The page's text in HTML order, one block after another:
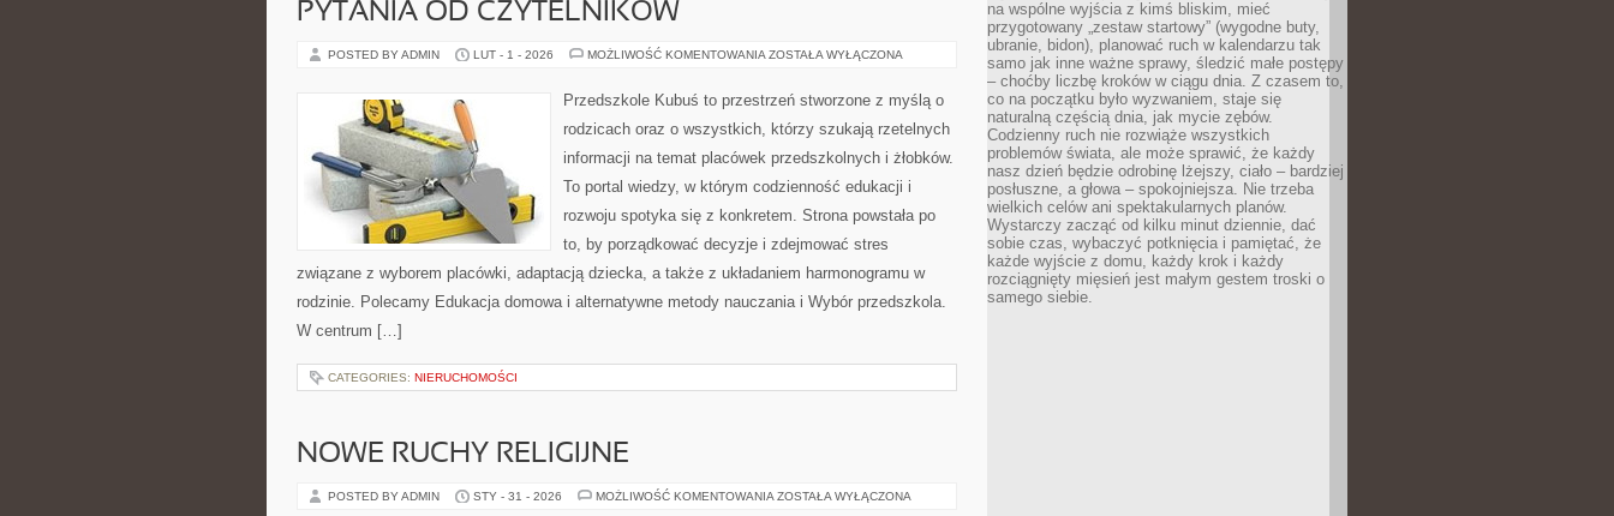
PYTANIA OD CZYTELNIKÓW
POSTED BY ADMIN LUT - 1 - 2026 MOŻLIWOŚĆ KOMENTOWANIA PYTANIA
ZOSTAŁA WYŁĄCZONA
Przedszkole Kubuś to przestrzeń stworzone z myślą o
rodzicach oraz o wszystkich, którzy szukają rzetelnych
informacji na temat placówek przedszkolnych i żłobków.
To portal wiedzy, w którym codzienność edukacji i
rozwoju spotyka się z konkretem. Strona powstała po
to, by porządkować decyzje i zdejmować stres
związane z wyborem placówki, adaptacją dziecka, a także z układaniem harmonogramu w
rodzinie. Polecamy Edukacja domowa i alternatywne metody nauczania i Wybór przedszkola.
W centrum […]
CATEGORIES: NIERUCHOMOŚCI
NOWE RUCHY RELIGIJNE
POSTED BY ADMIN STY - 31 - 2026 MOŻLIWOŚĆ KOMENTOWANIA NOWE
ZOSTAŁA WYŁĄCZONA
na wspólne wyjścia z kimś bliskim, mieć
przygotowany „zestaw startowy” (wygodne buty,
ubranie, bidon), planować ruch w kalendarzu tak
samo jak inne ważne sprawy, śledzić małe postępy
– choćby liczbę kroków w ciągu dnia. Z czasem to,
co na początku było wyzwaniem, staje się
naturalną częścią dnia, jak mycie zębów.
Codzienny ruch nie rozwiąże wszystkich
problemów świata, ale może sprawić, że każdy
nasz dzień będzie odrobinę lżejszy, ciało – bardziej
posłuszne, a głowa – spokojniejsza. Nie trzeba
wielkich celów ani spektakularnych planów.
Wystarczy zacząć od kilku minut dziennie, dać
sobie czas, wybaczyć potknięcia i pamiętać, że
każde wyjście z domu, każdy krok i każdy
rozciągnięty mięsień jest małym gestem troski o
samego siebie.